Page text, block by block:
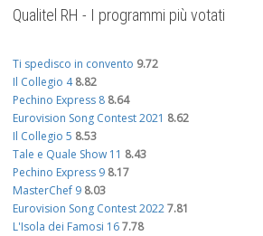
Qualitel RH - I programmi più votati
Ti spedisco in convento 9.72
Il Collegio 4 8.82
Pechino Express 8 8.64
Eurovision Song Contest 2021 8.62
Il Collegio 5 8.53
Tale e Quale Show 11 8.43
Pechino Express 9 8.17
MasterChef 9 8.03
Eurovision Song Contest 20227.81
L'Isola dei Famosi 167.78